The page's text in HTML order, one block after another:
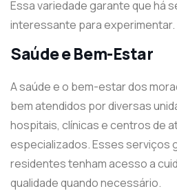
Essa variedade garante que há
interessante para experimentar.
Saúde e Bem-Estar
A saúde e o bem-estar dos
bem atendidos por diversas
hospitais, clínicas e centros de
especializados. Esses serviços
residentes tenham acesso a
qualidade quando necessário.